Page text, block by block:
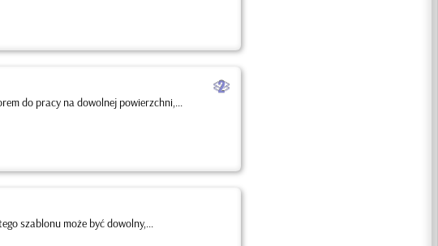
b
do pracy na dowolnej powierzchni,...
szablonu może być dowolny,...